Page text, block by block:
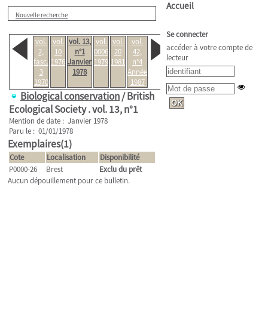
Nouvelle recherche
vol.
2,
fasc.
3
1970
vol.
10
1976
vol. 13,
n°1
Janvier
1978
vol.
0006
1979
vol.
20
1981
vol.
42,
n°4
Année
1987
Biological conservation/ British
Ecological Society .vol. 13, n°1
Mention de date : Janvier 1978
Paru le : 01/01/1978
Exemplaires(1)
Cote Localisation
Disponibilité
P0000-26
Brest
Exclu du prêt
Aucun dépouillement pour ce bulletin.
Accueil
Se connecter
accéder à votre compte de
lecteur